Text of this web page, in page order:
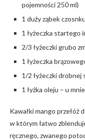
pojemności 250 ml)
1 duży ząbek czosnku
1 łyżeczka startego
2/3 łyżeczki grubo
1 łyżeczka
1/2 łyżeczki drobnej
1 łyżka oleju – u
Kawałki mango przełóż
w którym łatwo
ręcznego, zwanego